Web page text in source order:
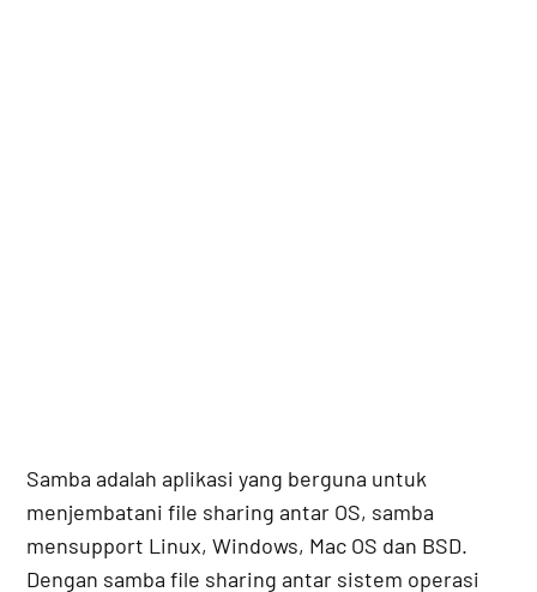
Samba adalah aplikasi yang berguna untuk
menjembatani file sharing antar OS, samba
mensupport Linux, Windows, Mac OS dan BSD.
Dengan samba file sharing antar sistem operasi